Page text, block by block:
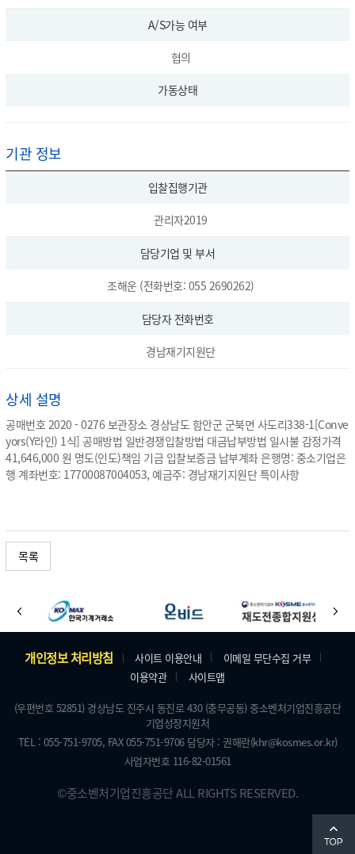
A/S가능 여부
협의
가동상태
기관 정보
입찰집행기관
관리자2019
담당기업 및 부서
조해운 (전화번호: 055 2690262)
담당자 전화번호
경남재기지원단
상세 설명
공매번호 2020 - 0276 보관장소 경상남도 함안군 군북면 사도리338-1[Conve
yors(Y라인) 1식] 공매방법 일반경쟁입찰방법 대금납부방법 일시불 감정가격
41,646,000 원 명도(인도)책임 기금 입찰보증금 납부계좌 은행명: 중소기업은
행 계좌번호: 17700087004053, 예금주: 경남재기지원단 특이사항
목록
로 이
전
다
음
개인정보 처리방침 사이트 이용안내
이메일 무단수집 거부
이용약관
사이트맵
(우편번호 52851) 경상남도 진주시 동진로 430 (충무공동) 중소벤처기업진흥공단
기업성장지원처
TEL : 055-751-9705, FAX 055-751-9706 담당자 : 권해란(khr@kosmes.or.kr)
사업자번호 116-82-01561
©중소벤처기업진흥공단ALL RIGHTS RESERVED.
맨